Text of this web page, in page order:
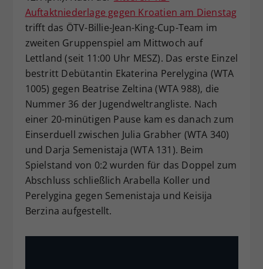
Auftaktniederlage gegen Kroatien am Dienstag
trifft das ÖTV-Billie-Jean-King-Cup-Team im
zweiten Gruppenspiel am Mittwoch auf
Lettland (seit 11:00 Uhr MESZ). Das erste Einzel
bestritt Debütantin Ekaterina Perelygina (WTA
1005) gegen Beatrise Zeltina (WTA 988), die
Nummer 36 der Jugendweltrangliste. Nach
einer 20-minütigen Pause kam es danach zum
Einserduell zwischen Julia Grabher (WTA 340)
und Darja Semenistaja (WTA 131). Beim
Spielstand von 0:2 wurden für das Doppel zum
Abschluss schließlich Arabella Koller und
Perelygina gegen Semenistaja und Keisija
Berzina aufgestellt.
Zweck
Dieser Wert speichert Ihre Consent-
Einstellungen. Unter anderem eine
zufällig generierte ID, für die
historische Speicherung Ihrer
vorgenommen Einstellungen, falls der
Webseiten-Betreiber dies eingestellt
hat.